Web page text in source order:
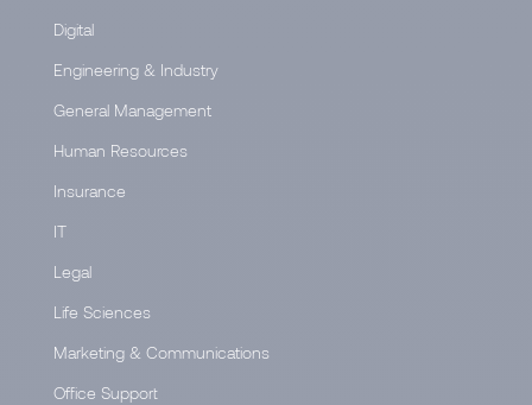
Digital
Engineering & Industry
General Management
Human Resources
Insurance
IT
Legal
Life Sciences
Marketing & Communications
Office Support